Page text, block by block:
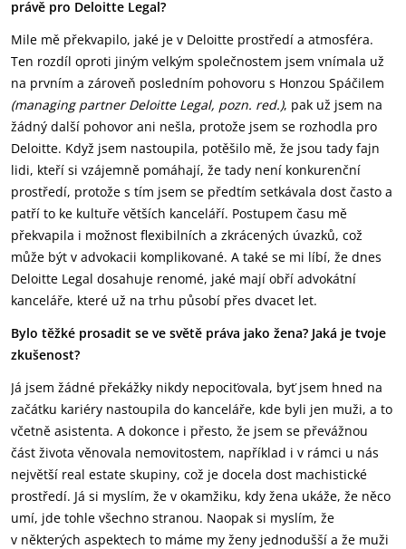
právě pro Deloitte Legal?
Mile mě překvapilo, jaké je v Deloitte prostředí a atmosféra.
Ten rozdíl oproti jiným velkým společnostem jsem vnímala už
na prvním a zároveň posledním pohovoru s Honzou Spáčilem
(managing partner Deloitte Legal, pozn. red.), pak už jsem na
žádný další pohovor ani nešla, protože jsem se rozhodla pro
Deloitte. Když jsem nastoupila, potěšilo mě, že jsou tady fajn
lidi, kteří si vzájemně pomáhají, že tady není konkurenční
prostředí, protože s tím jsem se předtím setkávala dost často a
patří to ke kultuře větších kanceláří. Postupem času mě
překvapila i možnost flexibilních a zkrácených úvazků, což
může být v advokacii komplikované. A také se mi líbí, že dnes
Deloitte Legal dosahuje renomé, jaké mají obří advokátní
kanceláře, které už na trhu působí přes dvacet let.
Bylo těžké prosadit se ve světě práva jako žena? Jaká je tvoje
zkušenost?
Já jsem žádné překážky nikdy nepociťovala, byť jsem hned na
začátku kariéry nastoupila do kanceláře, kde byli jen muži, a to
včetně asistenta. A dokonce i přesto, že jsem se převážnou
část života věnovala nemovitostem, například i v rámci u nás
největší real estate skupiny, což je docela dost machistické
prostředí. Já si myslím, že v okamžiku, kdy žena ukáže, že něco
umí, jde tohle všechno stranou. Naopak si myslím, že
v některých aspektech to máme my ženy jednodušší a že muži